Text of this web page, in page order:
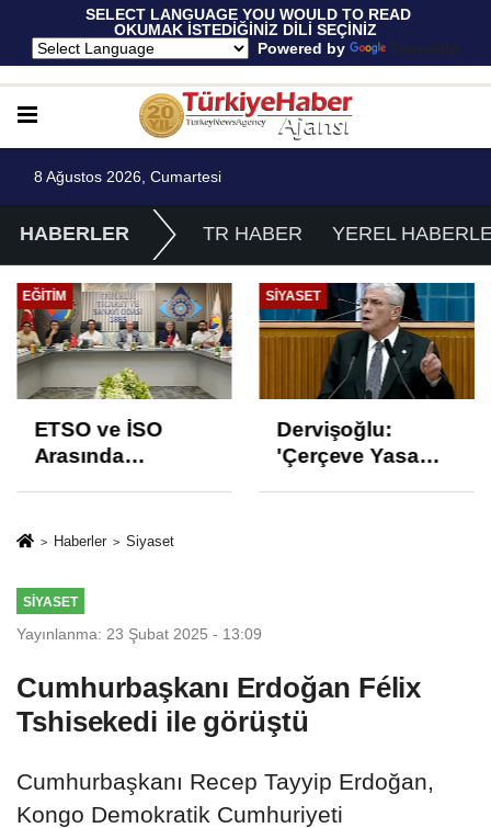
SELECT LANGUAGE YOU WOULD TO READ
OKUMAK İSTEDİĞİNİZ DİLİ SEÇİNİZ
Powered by
Translate
8 Ağustos 2026, Cumartesi
HABERLER TR HABER YEREL
EĞITIM
ETSO ve İSO
Arasında
Protokolü
SIYASET
Dervişoğlu:
'Çerçeve Yasa
Haberler Siyaset
SIYASET
Yayınlanma: 23 Şubat 2025 - 13:09
Cumhurbaşkanı Erdoğan Félix
Tshisekedi ile görüştü
Cumhurbaşkanı Recep Tayyip Erdoğan,
Kongo Demokratik Cumhuriyeti